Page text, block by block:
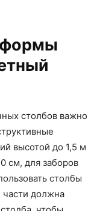
формы
столбов важно
высотой до 1,5 м
см, для заборов
столбы
части должна